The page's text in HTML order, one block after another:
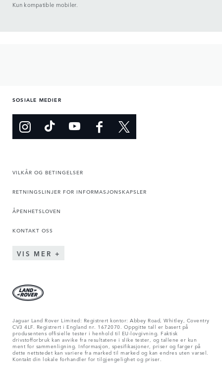
Kun kompatible mobiler.
SOSIALE MEDIER
VILKÅR OG BETINGELSER
RETNINGSLINJER FOR INFORMASJONSKAPSLER
ÅPENHETSLOVEN
KONTAKT OSS
VIS MER
Jaguar Land Rover Limited: Registrert kontor: Abbey Road, Whitley, Coventry
CV3 4LF. Registrert i England nr. 1672070. Oppgitte tall er basert på
produsentens offisielle tester i henhold til EU-lovgivning. Faktisk
drivstofforbruk kan avvike fra resultatene i slike tester, og tallene er kun
ment for sammenligning. Informasjon, spesifikasjoner, priser og farger på
dette nettstedet kan variere fra marked til marked og kan endres uten varsel.
Kontakt din lokale forhandler for tilgjengelighet og priser.